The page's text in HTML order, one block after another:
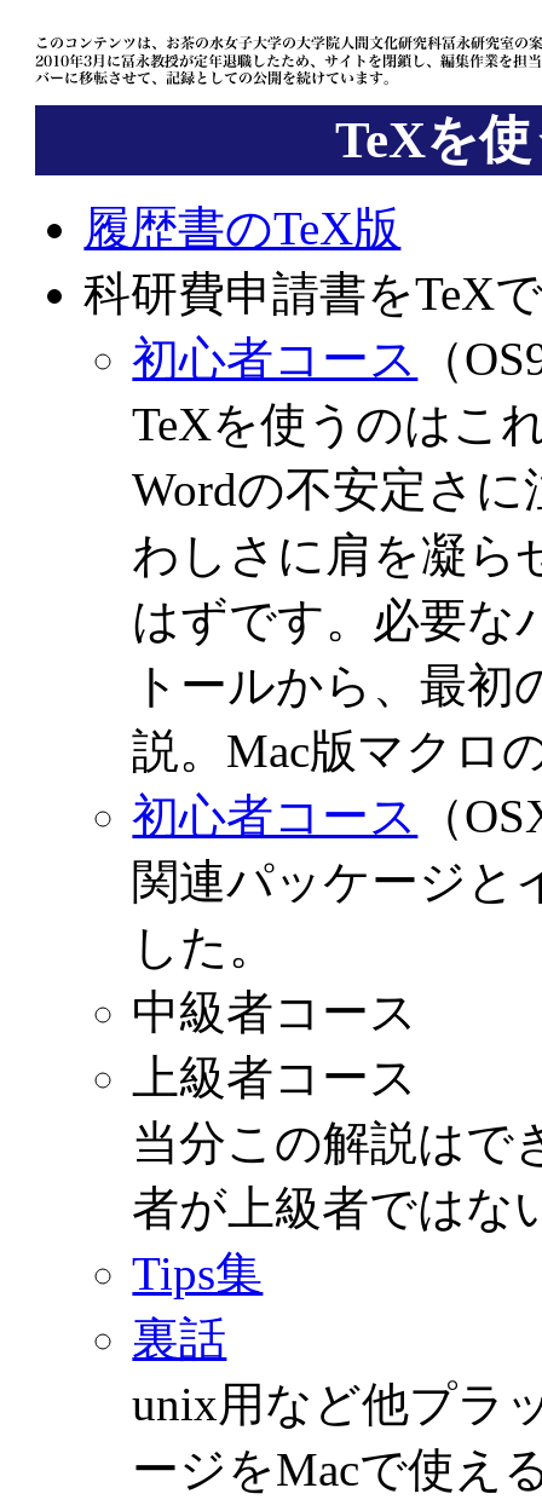
TeXを
履歴書のTeX版
科研費申請書をTeX
初心者コース
（
TeXを使うのはこ
Wordの不安定さ
わしさに肩を凝ら
はずです。必要な
トールから、最
説。Mac版マクロ
初心者コース
（
関連パッケージと
した。
中級者コース
上級者コース
当分この解説はで
者が上級者ではな
Tips集
裏話
unix用など他プラ
ージをMacで使え